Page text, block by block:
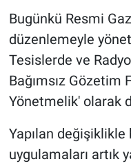
Bugünkü Resmi
düzenlemeyle
Tesislerde ve
Bağımsız
Yönetmelik' olarak
Yapılan
uygulamaları artık